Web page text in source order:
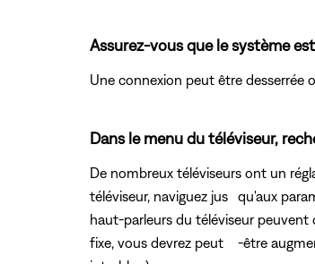
Assurez-vous que le système
Une connexion peut être desserrée
Dans le menu du téléviseur,
De nombreux téléviseurs ont un
téléviseur, naviguez jus
qu'aux
haut-parleurs du téléviseur peuvent
fixe, vous devrez peut -être